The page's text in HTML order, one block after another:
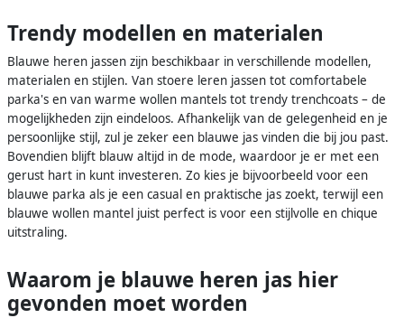
Trendy modellen en materialen
Blauwe heren jassen zijn beschikbaar in verschillende modellen,
materialen en stijlen. Van stoere leren jassen tot comfortabele
parka's en van warme wollen mantels tot trendy trenchcoats – de
mogelijkheden zijn eindeloos. Afhankelijk van de gelegenheid en je
persoonlijke stijl, zul je zeker een blauwe jas vinden die bij jou past.
Bovendien blijft blauw altijd in de mode, waardoor je er met een
gerust hart in kunt investeren. Zo kies je bijvoorbeeld voor een
blauwe parka als je een casual en praktische jas zoekt, terwijl een
blauwe wollen mantel juist perfect is voor een stijlvolle en chique
uitstraling.
Waarom je blauwe heren jas hier
gevonden moet worden